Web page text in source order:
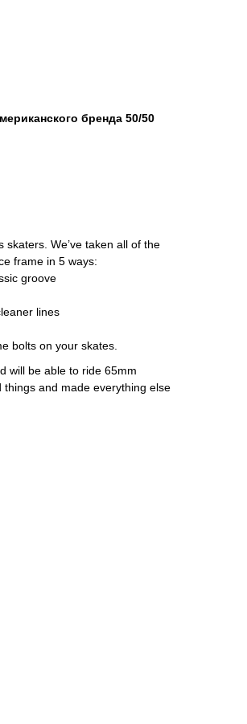
бренда 50/50
skaters. We’ve taken all of the
frame in 5 ways:
groove
lines
bolts on your skates.
will be able to ride 65mm
things and made everything else